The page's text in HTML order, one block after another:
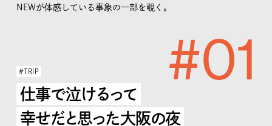
NEWが体感している事象の一部を覗く。
#01
#TRIP
仕事で泣けるって
幸せだと思った大阪の夜